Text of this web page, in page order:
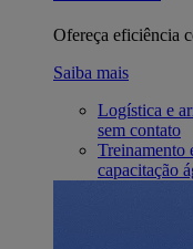
Ofereça eficiência
Saiba mais
Logística e
sem contato
Treinamento
capacitação